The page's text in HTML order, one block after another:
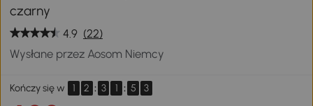
czarny
4.9 (22)
Wysłane przez Aosom Niemcy
Kończy się w 1 2 : 3 1 : 5 2